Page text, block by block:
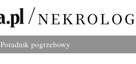
Poradnik pogrzebowy